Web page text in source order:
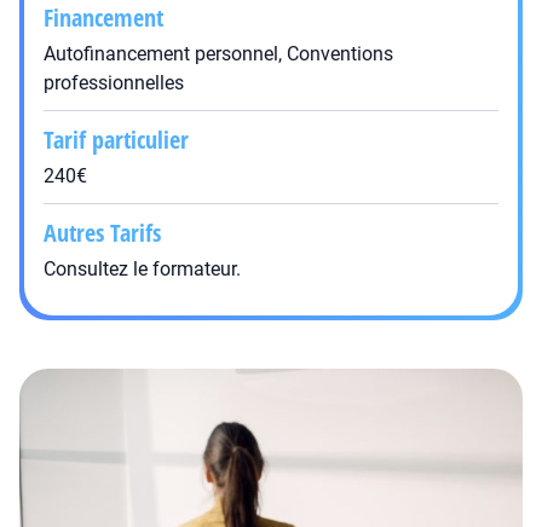
Financement
Autofinancement personnel, Conventions
professionnelles
Tarif particulier
240€
Autres Tarifs
Consultez le formateur.